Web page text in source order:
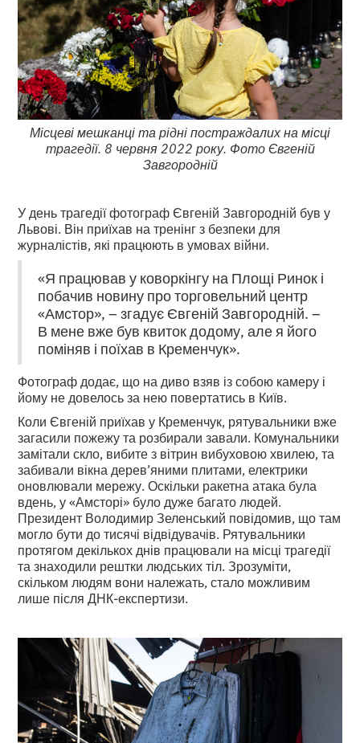
Місцеві мешканці та рідні постраждалих на місці
трагедії. 8 червня 2022 року. Фото Євгеній
Завгородній
У день трагедії фотограф Євгеній Завгородній був у
Львові. Він приїхав на тренінг з безпеки для
журналістів, які працюють в умовах війни.
«Я працював у коворкінгу на Площі Ринок і
побачив новину про торговельний центр
«Амстор», – згадує Євгеній Завгородній. –
В мене вже був квиток додому, але я його
поміняв і поїхав в Кременчук».
Фотограф додає, що на диво взяв із собою камеру і
йому не довелось за нею повертатись в Київ.
Коли Євгеній приїхав у Кременчук, рятувальники вже
загасили пожежу та розбирали завали. Комунальники
замітали скло, вибите з вітрин вибуховою хвилею, та
забивали вікна дерев’яними плитами, електрики
оновлювали мережу. Оскільки ракетна атака була
вдень, у «Амсторі» було дуже багато людей.
Президент Володимир Зеленський повідомив, що там
могло бути до тисячі відвідувачів. Рятувальники
протягом декількох днів працювали на місці трагедії
та знаходили рештки людських тіл. Зрозуміти,
скільком людям вони належать, стало можливим
лише після ДНК-експертизи.